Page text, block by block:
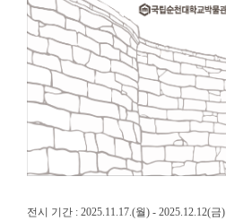
전시 기간 : 2025.11.17.(월) - 2025.12.12(금)